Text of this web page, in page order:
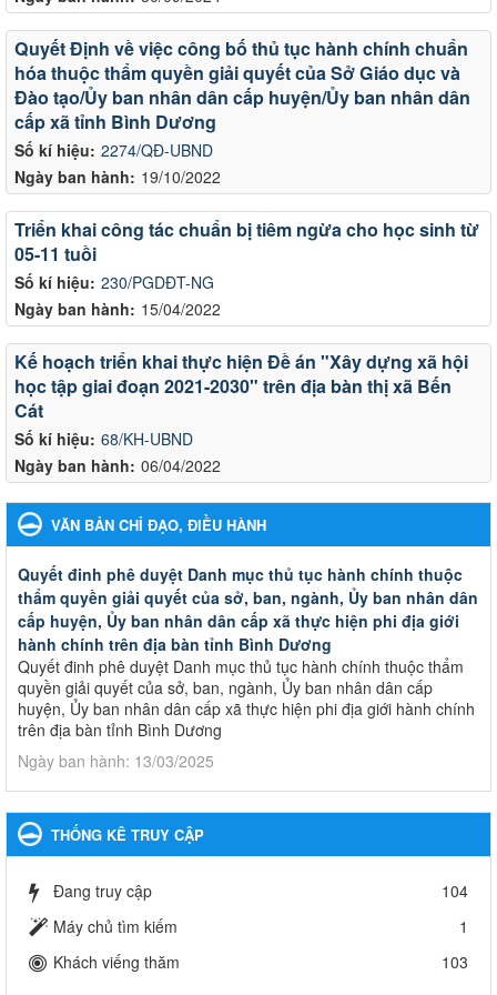
Số kí hiệu: 2274/QĐ-UBND
Ngày ban hành: 19/10/2022
Quyết Định về việc công bố thủ tục hành chính chuẩn
hóa thuộc thẩm quyền giải quyết của Sở Giáo dục và
Đào tạo/Ủy ban nhân dân cấp huyện/Ủy ban nhân dân
cấp xã tỉnh Bình Dương
Số kí hiệu: 230/PGDĐT-NG
Ngày ban hành: 15/04/2022
Triển khai công tác chuẩn bị tiêm ngừa cho học sinh từ
05-11 tuồi
Số kí hiệu: 68/KH-UBND
Ngày ban hành: 06/04/2022
Kế hoạch triển khai thực hiện Đề án "Xây dựng xã hội
học tập giai đoạn 2021-2030" trên địa bàn thị xã Bến
Cát
VĂN BẢN CHỈ ĐẠO, ĐIỀU HÀNH
Quyết đinh phê duyệt Danh mục thủ tục hành chính thuộc
thẩm quyền giải quyết của sở, ban, ngành, Ủy ban nhân dân
cấp huyện, Ủy ban nhân dân cấp xã thực hiện phi địa giới
hành chính trên địa bàn tỉnh Bình Dương
Quyết đinh phê duyệt Danh mục thủ tục hành chính thuộc thẩm
quyền giải quyết của sở, ban, ngành, Ủy ban nhân dân cấp
huyện, Ủy ban nhân dân cấp xã thực hiện phi địa giới hành chính
trên địa bàn tỉnh Bình Dương
Ngày ban hành: 13/03/2025
Giáo dục và Đào tạo thành phố Bến Cát
Kế hoạch Phổ biến, giáo dục pháp luật năm 2025 của ngành
Ngày ban hành: 28/02/2025
vực giáo dục đào tạo thuộc hệ giáo dục quốc dân và cơ sở
THỐNG KÊ TRUY CẬP
Đang truy cập
104
Máy chủ tìm kiếm
1
Khách viếng thăm
103